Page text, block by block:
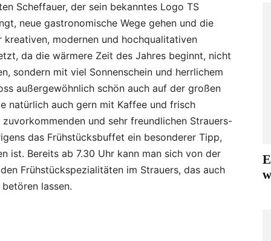
Scheffauer, der sein bekanntes Logo TS
neue gastronomische Wege gehen und die
modernen und hochqualitativen
da die wärmere Zeit des Jahres beginnt, nicht
sondern mit viel Sonnenschein und herrlichem
außergewöhnlich schön auch auf der großen
natürlich auch gern mit Kaffee und frisch
und sehr freundlichen Strauers-
das Frühstücksbuffet ein besonderer Tipp,
ist. Bereits ab 7.30 Uhr kann man sich von der
Frühstückspezialitäten im Strauers, das auch
lassen.